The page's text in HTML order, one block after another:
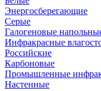
Энергосберегающие
Серые
Галогеновые
Инфракрасные
Российские
Карбоновые
Промышленные
Настенные